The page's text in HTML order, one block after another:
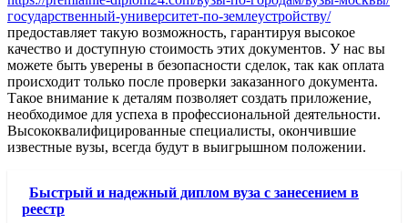
государственный-университет-по-землеустройству/
предоставляет такую возможность, гарантируя высокое
качество и доступную стоимость этих документов. У наc вы
можете быть уверены в безопасности сделок, так как оплата
происходит только после проверки заказанного документа.
Такое внимание к деталям позволяет создать приложение,
необходимое для успеха в профессиональной деятельности.
Высококвалифицированные специалисты, окончившие
известные вузы, всегда будут в выигрышном положении.
Быстрый и надежный диплом вуза с занесением в
реестр